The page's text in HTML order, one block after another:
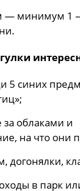
— минимум 1 –
5 синих
облаками и
на что они
догонялки,
в парк